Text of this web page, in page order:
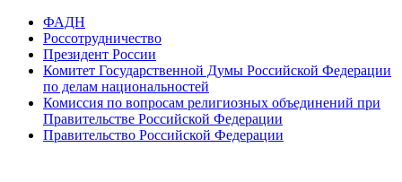
ФАДН
Россотрудничество
Президент России
Комитет Государственной Думы Российской Федерации
по делам национальностей
Комиссия по вопросам религиозных объединений при
Правительстве Российской Федерации
Правительство Российской Федерации